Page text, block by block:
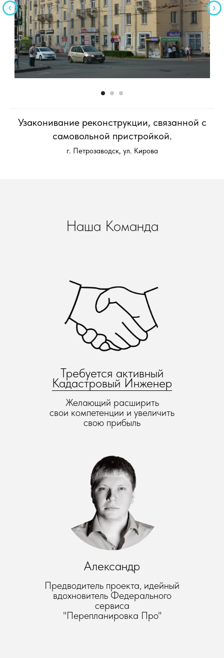
Узаконивание реконструкции, связанной с
самовольной пристройкой.
г. Петрозаводск, ул. Кирова
Наша Команда
Требуется активный
Кадастровый Инженер
Желающий расширить
свои компетенции и увеличить
свою прибыль
Александр
Предводитель проекта, идейный
вдохновитель Федерального
сервиса
"Перепланировка Про"